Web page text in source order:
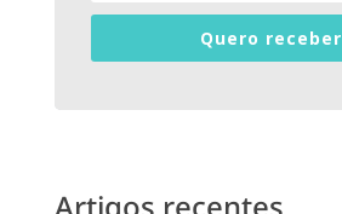
Quero receber